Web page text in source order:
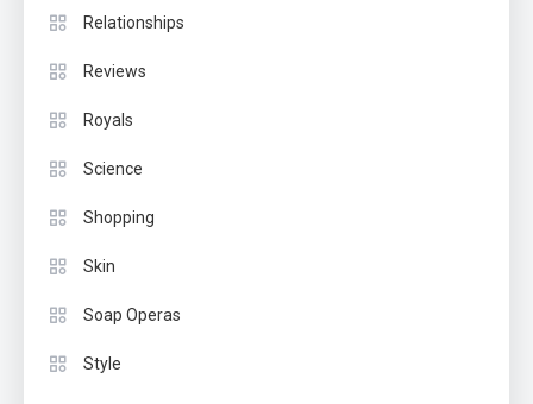
Relationships
Reviews
Royals
Science
Shopping
Skin
Soap Operas
Style